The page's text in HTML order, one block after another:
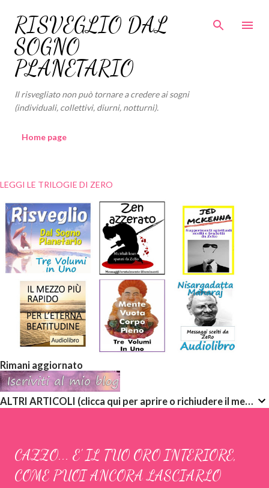
Passa ai contenuti principali
RISVEGLIO DAL
SOGNO
PLANETARIO
Il risvegliato non può tornare a credere ai sogni
(individuali, collettivi, diurni, notturni).
Home page
LEGGI LE TRILOGIE DI ZERO
Rimani aggiornato
ALTRI ARTICOLI (clicca qui per aprire o richiudere il menù a discesa)
CAZZO... E' IL TUO ORO INTERIORE,
COME PUOI ANCORA LASCIARLO